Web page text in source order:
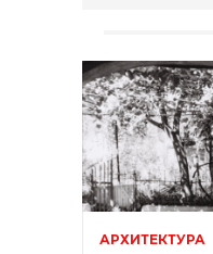
АРХИТЕКТУРА